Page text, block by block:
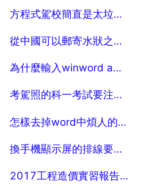
2025-07-29 方程式駕校簡直是太垃圾了
2025-07-29 從中國可以郵寄水狀之類化妝品到美國？
2025-07-29 為什麼輸入winword a找不到檔案
2025-07-29 考駕照的科一考試要注意些什麼啊？
2025-07-29 怎樣去掉word中煩人的巨集安全警告？
2025-07-29 換手機顯示屏的排線要怎麼換100元能換到嗎
2025-07-29 2017工程造價實習報告的方式方法怎麼寫